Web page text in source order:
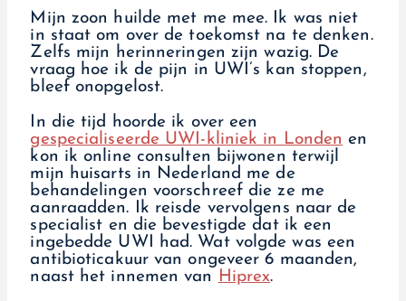
Mijn zoon huilde met me mee. Ik was niet
in staat om over de toekomst na te denken.
Zelfs mijn herinneringen zijn wazig. De
vraag hoe ik de pijn in UWI’s kan stoppen,
bleef onopgelost.
In die tijd hoorde ik over een
gespecialiseerde UWI-kliniek in Londen en
kon ik online consulten bijwonen terwijl
mijn huisarts in Nederland me de
behandelingen voorschreef die ze me
aanraadden. Ik reisde vervolgens naar de
specialist en die bevestigde dat ik een
ingebedde UWI had. Wat volgde was een
antibioticakuur van ongeveer 6 maanden,
naast het innemen van
Hiprex.